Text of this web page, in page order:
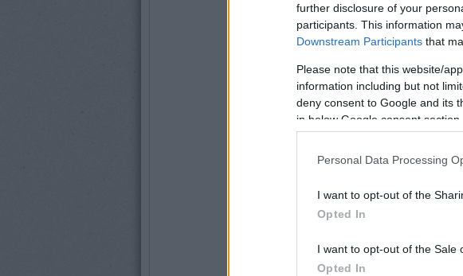
further disclosure of your
participants. This information
Downstream Participants that
Please note that this website/
information including but not
deny consent to Google and its
in below Google consent section.
Personal Data Processing
I want to opt-out of the
Opted In
I want to opt-out of the Sale
Opted In